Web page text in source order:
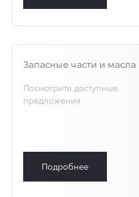
Запасные части и масла
Посмотрите доступные
предложения
Подробнее